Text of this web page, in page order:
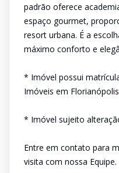
padrão oferece
espaço gourmet,
resort urbana. É a
máximo conforto e
* Imóvel possui
Imóveis em
* Imóvel sujeito
Entre em contato para
visita com nossa Equipe.